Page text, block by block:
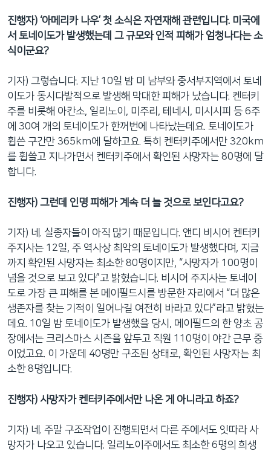
진행자) ‘아메리카 나우’ 첫 소식은 자연재해 관련입니다. 미국에
서 토네이도가 발생했는데 그 규모와 인적 피해가 엄청나다는 소
식이군요?
기자) 그렇습니다. 지난 10일 밤 미 남부와 중서부지역에서 토네
이도가 동시다발적으로 발생해 막대한 피해가 났습니다. 켄터키
주를 비롯해 아칸소, 일리노이, 미주리, 테네시, 미시시피 등 6주
에 30여 개의 토네이도가 한꺼번에 나타났는데요. 토네이도가
휩쓴 구간만 365km에 달하고요. 특히 켄터키주에서만 320km
를 휩쓸고 지나가면서 켄터키주에서 확인된 사망자는 80명에 달
합니다.
진행자) 그런데 인명 피해가 계속 더 늘 것으로 보인다고요?
기자) 네. 실종자들이 아직 많기 때문입니다. 앤디 비시어 켄터키
주지사는 12일, 주 역사상 최악의 토네이도가 발생했다며, 지금
까지 확인된 사망자는 최소한 80명이지만, “사망자가 100명이
넘을 것으로 보고 있다”고 밝혔습니다. 비시어 주지사는 토네이
도로 가장 큰 피해를 본 메이필드시를 방문한 자리에서 “더 많은
생존자를 찾는 기적이 일어나길 여전히 바라고 있다”라고 밝혔는
데요. 10일 밤 토네이도가 발생했을 당시, 메이필드의 한 양초 공
장에서는 크리스마스 시즌을 앞두고 직원 110명이 야간 근무 중
이었고요. 이 가운데 40명만 구조된 상태로, 확인된 사망자는 최
소한 8명입니다.
진행자) 사망자가 켄터키주에서만 나온 게 아니라고 하죠?
기자) 네. 주말 구조작업이 진행되면서 다른 주에서도 잇따라 사
망자가 나오고 있습니다. 일리노이주에서도 최소한 6명의 희생